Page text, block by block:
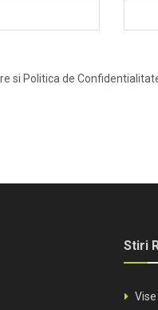
si Politica de
Stiri